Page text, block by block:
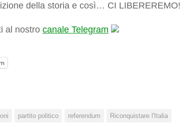
della storia e così… CI LIBEREREMO!
al nostro canale Telegram
partito politico referendum Riconquistare l'Italia